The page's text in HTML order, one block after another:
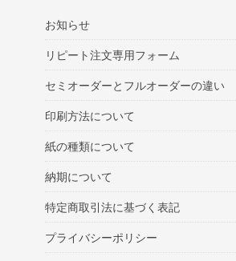
お知らせ
リピート注文専用フォーム
セミオーダーとフルオーダーの違い
印刷方法について
紙の種類について
納期について
特定商取引法に基づく表記
プライバシーポリシー